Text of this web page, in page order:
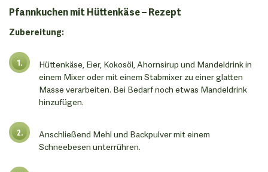
Pfannkuchen mit Hüttenkäse – Rezept
Zubereitung:
Hüttenkäse, Eier, Kokosöl, Ahornsirup und Mandeldrink in
einem Mixer oder mit einem Stabmixer zu einer glatten
Masse verarbeiten. Bei Bedarf noch etwas Mandeldrink
hinzufügen.
Anschließend Mehl und Backpulver mit einem
Schneebesen unterrühren.